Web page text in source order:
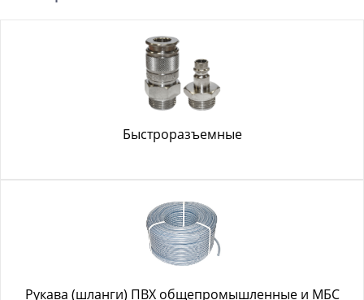
Быстроразъемные
Рукава (шланги) ПВХ общепромышленные и МБС